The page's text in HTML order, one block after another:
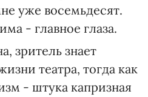
уже восемьдесят.
- главное глаза.
зритель знает
театра, тогда как
- штука капризная